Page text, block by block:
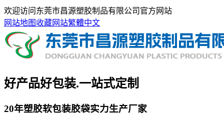
欢迎访问东莞市昌源塑胶制品有限公司官方网站
网站地图 收藏网站繁體中文
好产品好包装.一站式定制
20年塑胶软包装胶袋实力生产厂家